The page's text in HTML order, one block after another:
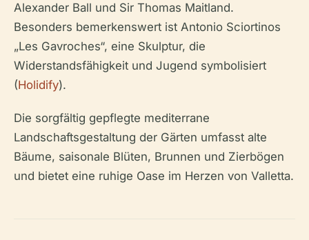
Alexander Ball und Sir Thomas Maitland.
Besonders bemerkenswert ist Antonio Sciortinos
„Les Gavroches“, eine Skulptur, die
Widerstandsfähigkeit und Jugend symbolisiert
(Holidify).
Die sorgfältig gepflegte mediterrane
Landschaftsgestaltung der Gärten umfasst alte
Bäume, saisonale Blüten, Brunnen und Zierbögen
und bietet eine ruhige Oase im Herzen von Valletta.